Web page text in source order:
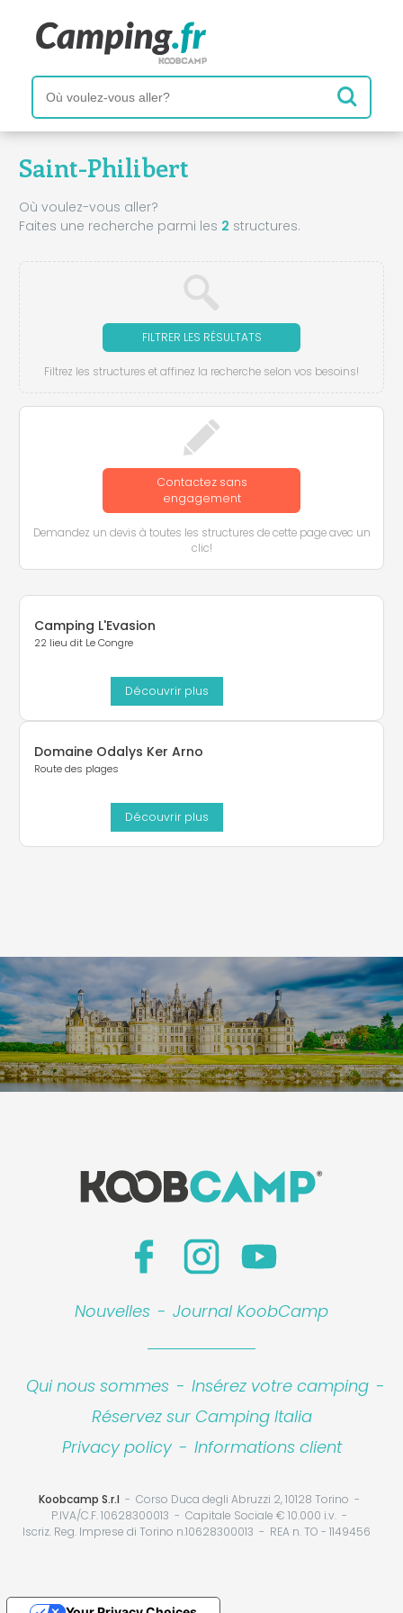
Saint-Philibert
Où voulez-vous aller?
Faites une recherche parmi les 2 structures.
FILTRER LES RÉSULTATS
Filtrez les structures et affinez la recherche selon vos besoins!
Contactez sans
engagement
Demandez un devis à toutes les structures de cette page avec un
clic!
Camping L'Evasion
22 lieu dit Le Congre
Découvrir plus
Domaine Odalys Ker Arno
Route des plages
Découvrir plus
Nouvelles - Journal KoobCamp
Qui nous sommes - Insérez votre camping -
Réservez sur Camping Italia
Privacy policy - Informations client
Koobcamp S.r.l
Corso Duca degli Abruzzi 2, 10128 Torino
P.IVA/C.F. 10628300013
Capitale Sociale € 10.000 i.v.
Iscriz. Reg. Imprese di Torino n.10628300013
REA n. TO - 1149456